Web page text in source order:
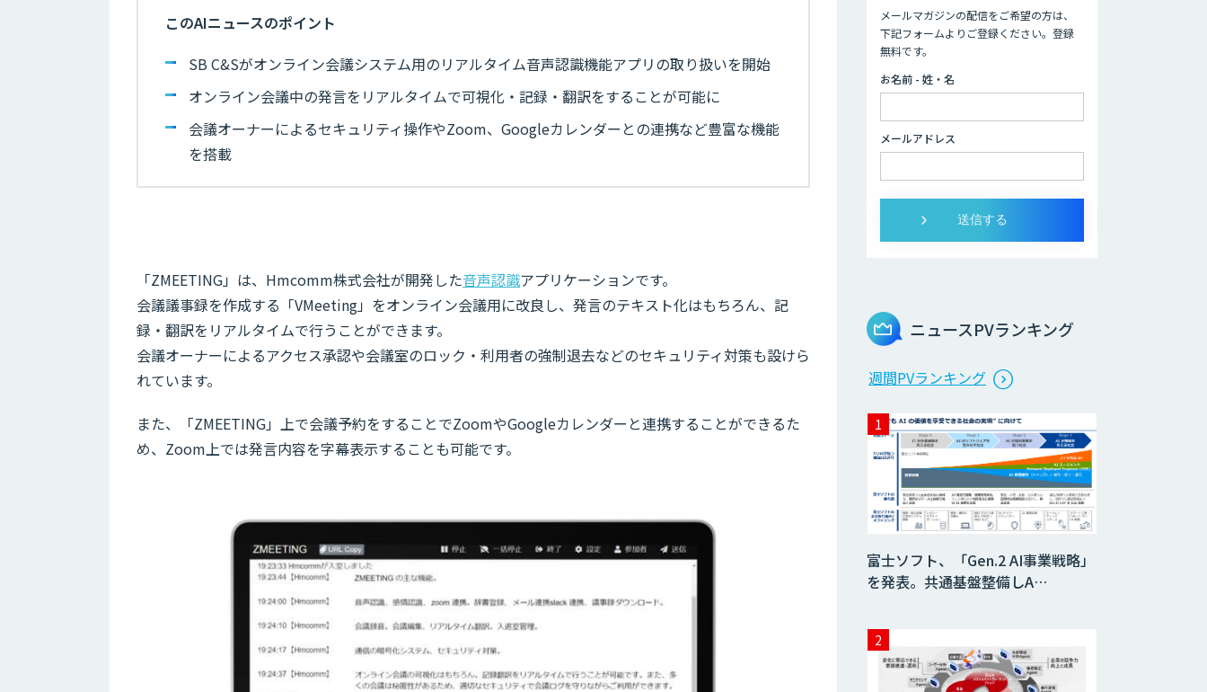
このAIニュースのポイント
SB C&Sがオンライン会議システム用のリアルタイム音声認識機能アプリの取り扱いを開始
オンライン会議中の発言をリアルタイムで可視化・記録・翻訳をすることが可能に
会議オーナーによるセキュリティ操作やZoom、Googleカレンダーとの連携など豊富な機能
を搭載
「ZMEETING」は、Hmcomm株式会社が開発した音声認識アプリケーションです。
会議議事録を作成する「VMeeting」をオンライン会議用に改良し、発言のテキスト化はもちろん、記
録・翻訳をリアルタイムで行うことができます。
会議オーナーによるアクセス承認や会議室のロック・利用者の強制退去などのセキュリティ対策も設けら
れています。
また、「ZMEETING」上で会議予約をすることでZoomやGoogleカレンダーと連携することができるた
め、Zoom上では発言内容を字幕表示することも可能です。
メールマガジンの配信をご希望の方は、
下記フォームよりご登録ください。登録
無料です。
お名前 - 姓・名
メールアドレス
ニュースPVランキング
週間PVランキング
富士ソフト、「Gen.2 AI事業戦略」
を発表。共通基盤整備しA…